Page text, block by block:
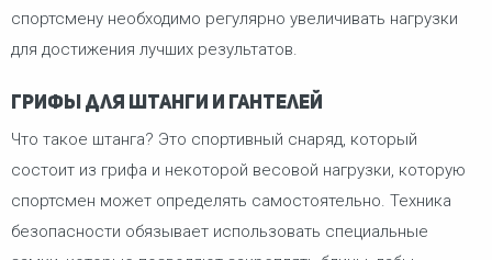
спортсмену необходимо регулярно увеличивать нагрузки
для достижения лучших результатов.
Грифы для штанги и гантелей
Что такое штанга? Это спортивный снаряд, который
состоит из грифа и некоторой весовой нагрузки, которую
спортсмен может определять самостоятельно. Техника
безопасности обязывает использовать специальные